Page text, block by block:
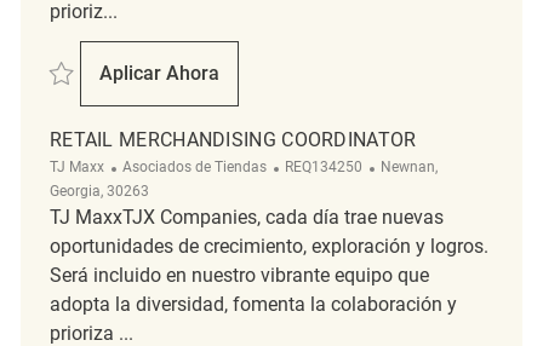
prioriz...
Salvar Merchandising Associate REQ138542
Aplicar Ahora
Merchandising Associate
RETAIL MERCHANDISING COORDINATOR
TJ Maxx Categoría
Asociados de Tiendas ReqId
REQ134250 Ubicación
Newnan,
Georgia, 30263
TJ MaxxTJX Companies, cada día trae nuevas
oportunidades de crecimiento, exploración y logros.
Será incluido en nuestro vibrante equipo que
adopta la diversidad, fomenta la colaboración y
prioriza ...